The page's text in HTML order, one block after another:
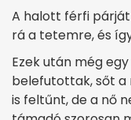
A halott férfi
rá a tetemre, és
Ezek után még
belefutottak, sőt a
is feltűnt, de a nő